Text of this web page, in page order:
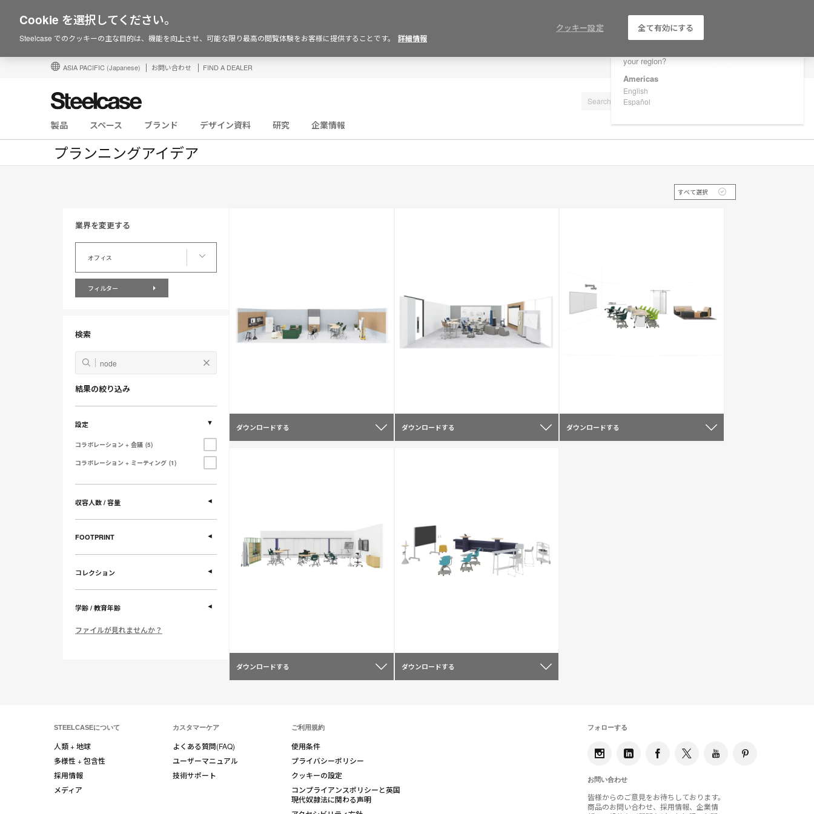
Are you in United States?
your region?
Americas
English
Español
ASIA PACIFIC (Japanese) お問い合わせ FIND A DEALER
製品 スペース ブランド デザイン資料 研究 企業情報
プランニングアイデア
業界を変更する
オフィス
変
フィルター
検索
結果の絞り込み
設定
コラボレーション + 会議 5
コラボレーション + ミーティング 1
収容人数 / 容量
FOOTPRINT
コレクション
学齢 / 教育年齢
ファイルが見れませんか？
すべて選択
ダウンロードする ダウンロードする ダウンロードする
ダウンロードする ダウンロードする
STEELCASEについて
人類 + 地球
多様性 + 包含性
採用情報
メディア
カスタマーケア
よくある質問(FAQ)
ユーザーマニュアル
技術サポート
ご利用規約
使用条件
プライバシーポリシー
クッキーの設定
コンプライアンスポリシーと英国
現代奴隷法に関わる声明
フォローする
お問い合わせ
皆様からのご意見をお待ちしております。
商品のお問い合わせ、採用情報、企業情
Cookie を選択してください。
Steelcase でのクッキーの主な目的は、機能を向上させ、可能な限り最高の閲覧体験をお客様に提供することです。 詳細情報
クッキー設定 全て有効にする